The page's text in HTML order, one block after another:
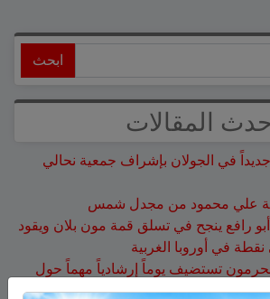
أحدث المقالات
نحالاً جديداً في الجولان بإشراف جمعية نحالي
علي محمود من مجدل شمس
أبو رافع ينجح في تسلق قمة مون بلان ويقود
في أوروبا الغربية
تستضيف يوماً إرشادياً مهماً حول
تصيب خلايا النحل